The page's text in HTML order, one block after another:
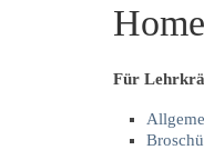
Für